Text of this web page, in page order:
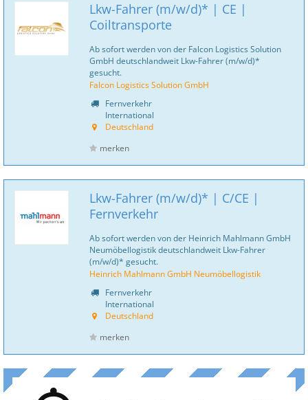
Lkw-Fahrer (m/w/d)* | CE |
Coiltransporte
Ab sofort werden von der Falcon Logistics Solution
GmbH deutschlandweit Lkw-Fahrer (m/w/d)*
gesucht.
Falcon Logistics Solution GmbH
Fernverkehr
International
Deutschland
merken
Lkw-Fahrer (m/w/d)* | C/CE |
Fernverkehr
Ab sofort werden von der Heinrich Mahlmann GmbH
Neumöbellogistik deutschlandweit Lkw-Fahrer
(m/w/d)* gesucht.
Heinrich Mahlmann GmbH Neumöbellogistik
Fernverkehr
International
Deutschland
merken